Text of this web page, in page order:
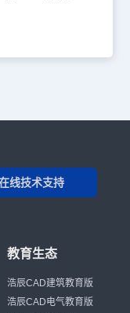
线技术支持
教育生态
浩辰CAD建筑教育版
浩辰CAD电气教育版